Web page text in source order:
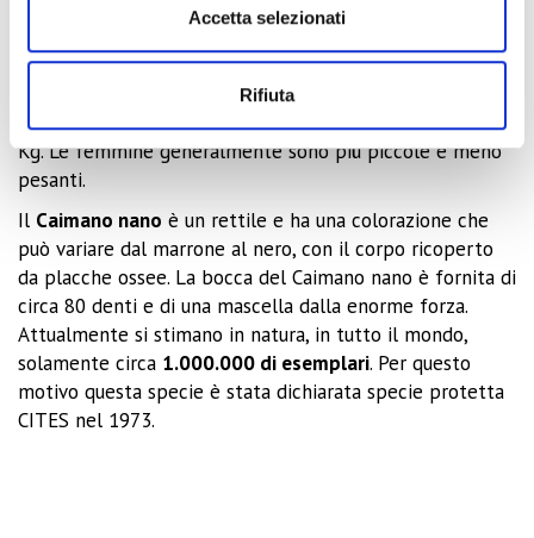
Accetta selezionati
Rifiuta
Paleosuchus palpebrosus, oCaimano Nano
della terra, e lo si trova nel Sud America, dove preferisce
le foreste allagate e le pozze stagnanti. Da adulto non
supera 1,5 mt di lunghezza con un peso massimo di 15
Kg. Le femmine generalmente sono più piccole e meno
pesanti.
Il Caimano nano è un rettile e ha una colorazione che
può variare dal marrone al nero, con il corpo ricoperto
da placche ossee. La bocca del Caimano nano è fornita di
circa 80 denti e di una mascella dalla enorme forza.
Attualmente si stimano in natura, in tutto il mondo,
solamente circa 1.000.000 di esemplari. Per questo
motivo questa specie è stata dichiarata specie protetta
CITES nel 1973.